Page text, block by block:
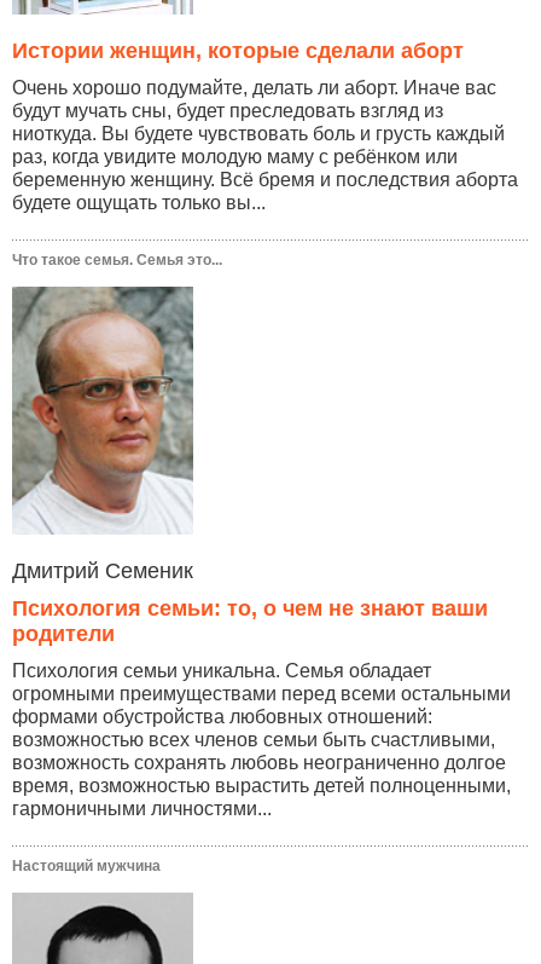
Истории женщин, которые сделали аборт
Очень хорошо подумайте, делать ли аборт. Иначе вас
будут мучать сны, будет преследовать взгляд из
ниоткуда. Вы будете чувствовать боль и грусть каждый
раз, когда увидите молодую маму с ребёнком или
беременную женщину. Всё бремя и последствия аборта
будете ощущать только вы...
Что такое семья. Семья это...
Дмитрий Семеник
Психология семьи: то, о чем не знают ваши
родители
Психология семьи уникальна. Семья обладает
огромными преимуществами перед всеми остальными
формами обустройства любовных отношений:
возможностью всех членов семьи быть счастливыми,
возможность сохранять любовь неограниченно долгое
время, возможностью вырастить детей полноценными,
гармоничными личностями...
Настоящий мужчина